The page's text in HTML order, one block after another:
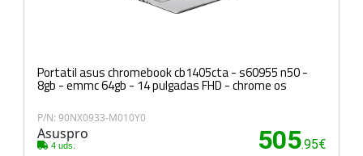
Portatil asus chromebook cb1405cta - s60955 n50 -
8gb - emmc 64gb - 14 pulgadas FHD - chrome os
P/N: 90NX0933-M010Y0
Asuspro
4 uds. 505.95€